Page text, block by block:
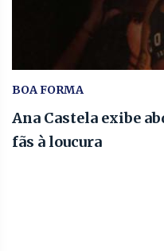
BOA FORMA
Ana Castela exibe
fãs à loucura